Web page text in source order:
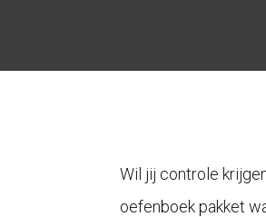
Wil jij controle
oefenboek pakket